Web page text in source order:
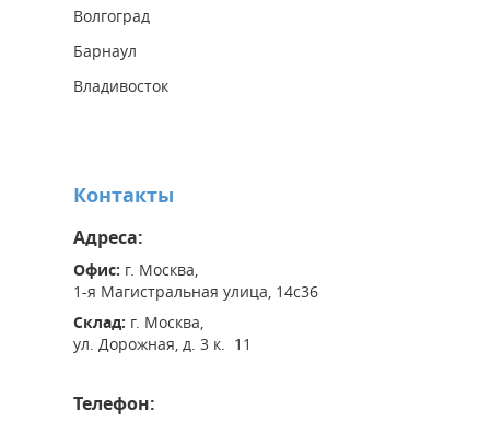
Волгоград
Барнаул
Владивосток
Контакты
Адреса:
Офис: г. Москва,
1-я Магистральная улица, 14с36
Склад: г. Москва,
ул. Дорожная, д. 3 к. 11
Телефон: